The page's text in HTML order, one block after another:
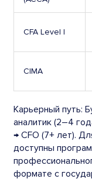
CFA Level I
CIMA
Карьерный путь:
аналитик (2–4
→ CFO (7+ лет).
доступны
формате с